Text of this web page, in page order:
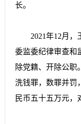
长。
2021年12月，
委监委纪律审查和
除党籍、开除公职
洗钱罪，数罪并罚
民币五十五万元，